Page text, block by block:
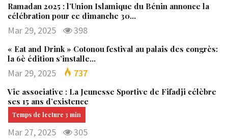
Ramadan 2025 : l’Union Islamique du Bénin annonce la
célébration pour ce dimanche 30…
Mar 29, 2025 398
« Eat and Drink » Cotonou festival au palais des congrès:
la 6è édition s’installe…
Mar 29, 2025 737
Vie associative : La Jeunesse Sportive de Fifadji célèbre
ses 15 ans d’existence
Mar 27, 2025 305